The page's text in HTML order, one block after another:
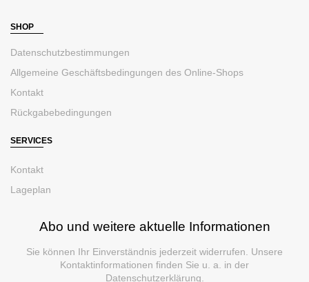
SHOP
Datenschutzbestimmungen
Allgemeine Geschäftsbedingungen des Online-Shops
Kontakt
Rückgabebedingungen
SERVICES
Kontakt
Lageplan
Abo und weitere aktuelle Informationen
Sie können Ihr Einverständnis jederzeit widerrufen. Unsere
Kontaktinformationen finden Sie u. a. in der
Datenschutzerklärung.